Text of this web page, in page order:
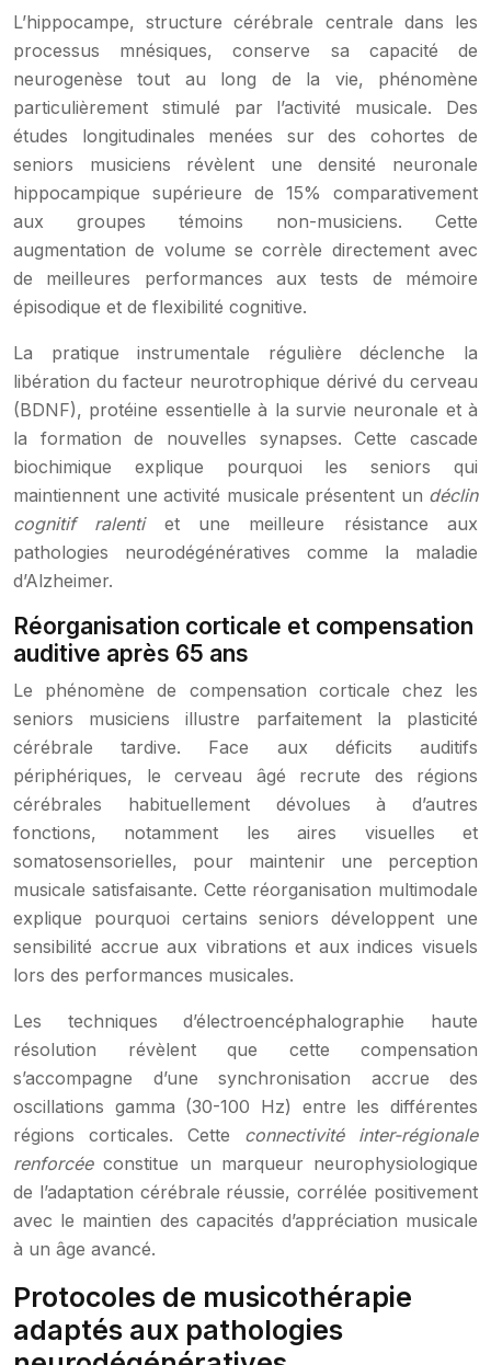
L’hippocampe, structure cérébrale centrale dans les
processus mnésiques, conserve sa capacité de
neurogenèse tout au long de la vie, phénomène
particulièrement stimulé par l’activité musicale. Des
études longitudinales menées sur des cohortes de
seniors musiciens révèlent une densité neuronale
hippocampique supérieure de 15% comparativement
aux groupes témoins non-musiciens. Cette
augmentation de volume se corrèle directement avec
de meilleures performances aux tests de mémoire
épisodique et de flexibilité cognitive.
La pratique instrumentale régulière déclenche la
libération du facteur neurotrophique dérivé du cerveau
(BDNF), protéine essentielle à la survie neuronale et à
la formation de nouvelles synapses. Cette cascade
biochimique explique pourquoi les seniors qui
maintiennent une activité musicale présentent un déclin
cognitif ralenti et une meilleure résistance aux
pathologies neurodégénératives comme la maladie
d’Alzheimer.
Réorganisation corticale et compensation
auditive après 65 ans
Le phénomène de compensation corticale chez les
seniors musiciens illustre parfaitement la plasticité
cérébrale tardive. Face aux déficits auditifs
périphériques, le cerveau âgé recrute des régions
cérébrales habituellement dévolues à d’autres
fonctions, notamment les aires visuelles et
somatosensorielles, pour maintenir une perception
musicale satisfaisante. Cette réorganisation multimodale
explique pourquoi certains seniors développent une
sensibilité accrue aux vibrations et aux indices visuels
lors des performances musicales.
Les techniques d’électroencéphalographie haute
résolution révèlent que cette compensation
s’accompagne d’une synchronisation accrue des
oscillations gamma (30-100 Hz) entre les différentes
régions corticales. Cette connectivité inter-régionale
renforcéeconstitue un marqueur neurophysiologique
de l’adaptation cérébrale réussie, corrélée positivement
avec le maintien des capacités d’appréciation musicale
à un âge avancé.
Protocoles de musicothérapie
adaptés aux pathologies